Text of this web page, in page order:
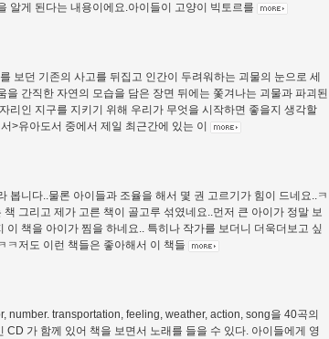
알게 된다는 내용이에요.아이들이 고양이 빅토르를
보던 기존의 사고를 뒤집고 인간이 두려워하는 괴물의 눈으로 세
간직한 자연의 모습을 담은 장면 뒤에는 쫓겨나는 괴물과 파괴된
리인 지구를 지키기 위해 우리가 무엇을 시작하면 좋을지 생각할
>유아도서 중에서 제일 최근간에 있는 이
봅니다..물론 아이들과 조율을 해서 몇 권 고르기가 힘이 드네요..ㅋ
그리고 제가 고른 책이 골고루 섞였네요..먼저 큰 아이가 정말 보
책을 아이가 찜을 하네요.. 특히나 작가를 보더니 더욱더보고 싶
ㅋ저도 이런 책들은 좋아해서 이 책들
number. transportation, feeling, weather, action, song을 40곡의
가 함께 있어 책을 보면서 노래를 들을 수 있다. 아이들에게 영